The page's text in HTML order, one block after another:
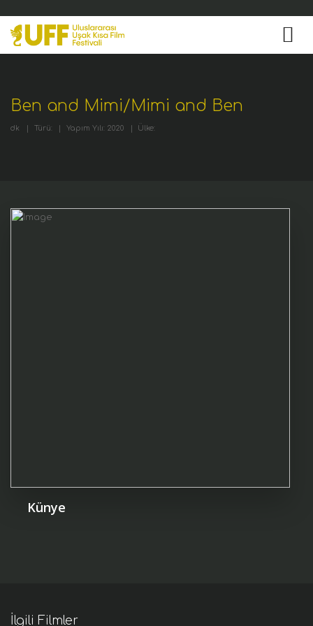
Ben and Mimi/Mimi and Ben
dk Türü: Yapım Yılı: 2020 Ülke:
Künye
İlgili Filmler